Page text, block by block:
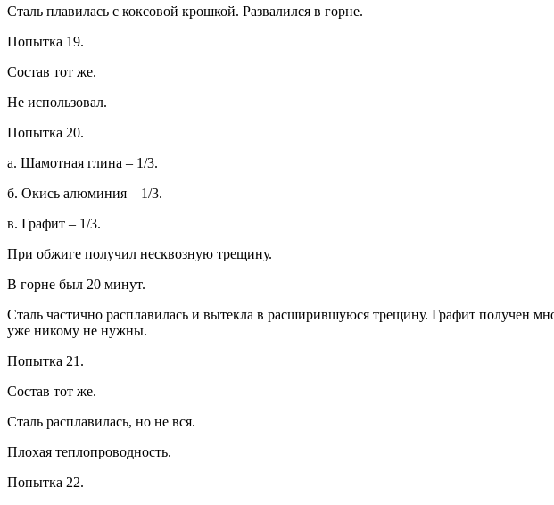
Сталь плавилась с коксовой крошкой. Развалился в горне.
Попытка 19.
Состав тот же.
Не использовал.
Попытка 20.
а. Шамотная глина – 1/3.
б. Окись алюминия – 1/3.
в. Графит – 1/3.
При обжиге получил несквозную трещину.
В горне был 20 минут.
Сталь частично расплавилась и вытекла в расширившуюся трещину. Графит получен
уже никому не нужны.
Попытка 21.
Состав тот же.
Сталь расплавилась, но не вся.
Плохая теплопроводность.
Попытка 22.